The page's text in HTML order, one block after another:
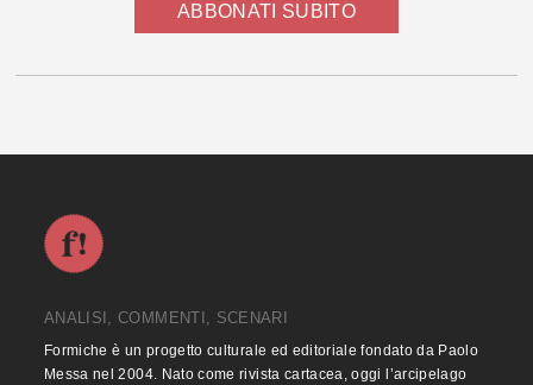
ABBONATI SUBITO
ANALISI, COMMENTI, SCENARI
Formiche è un progetto culturale ed editoriale fondato da Paolo
Messa nel 2004. Nato come rivista cartacea, oggi l’arcipelago